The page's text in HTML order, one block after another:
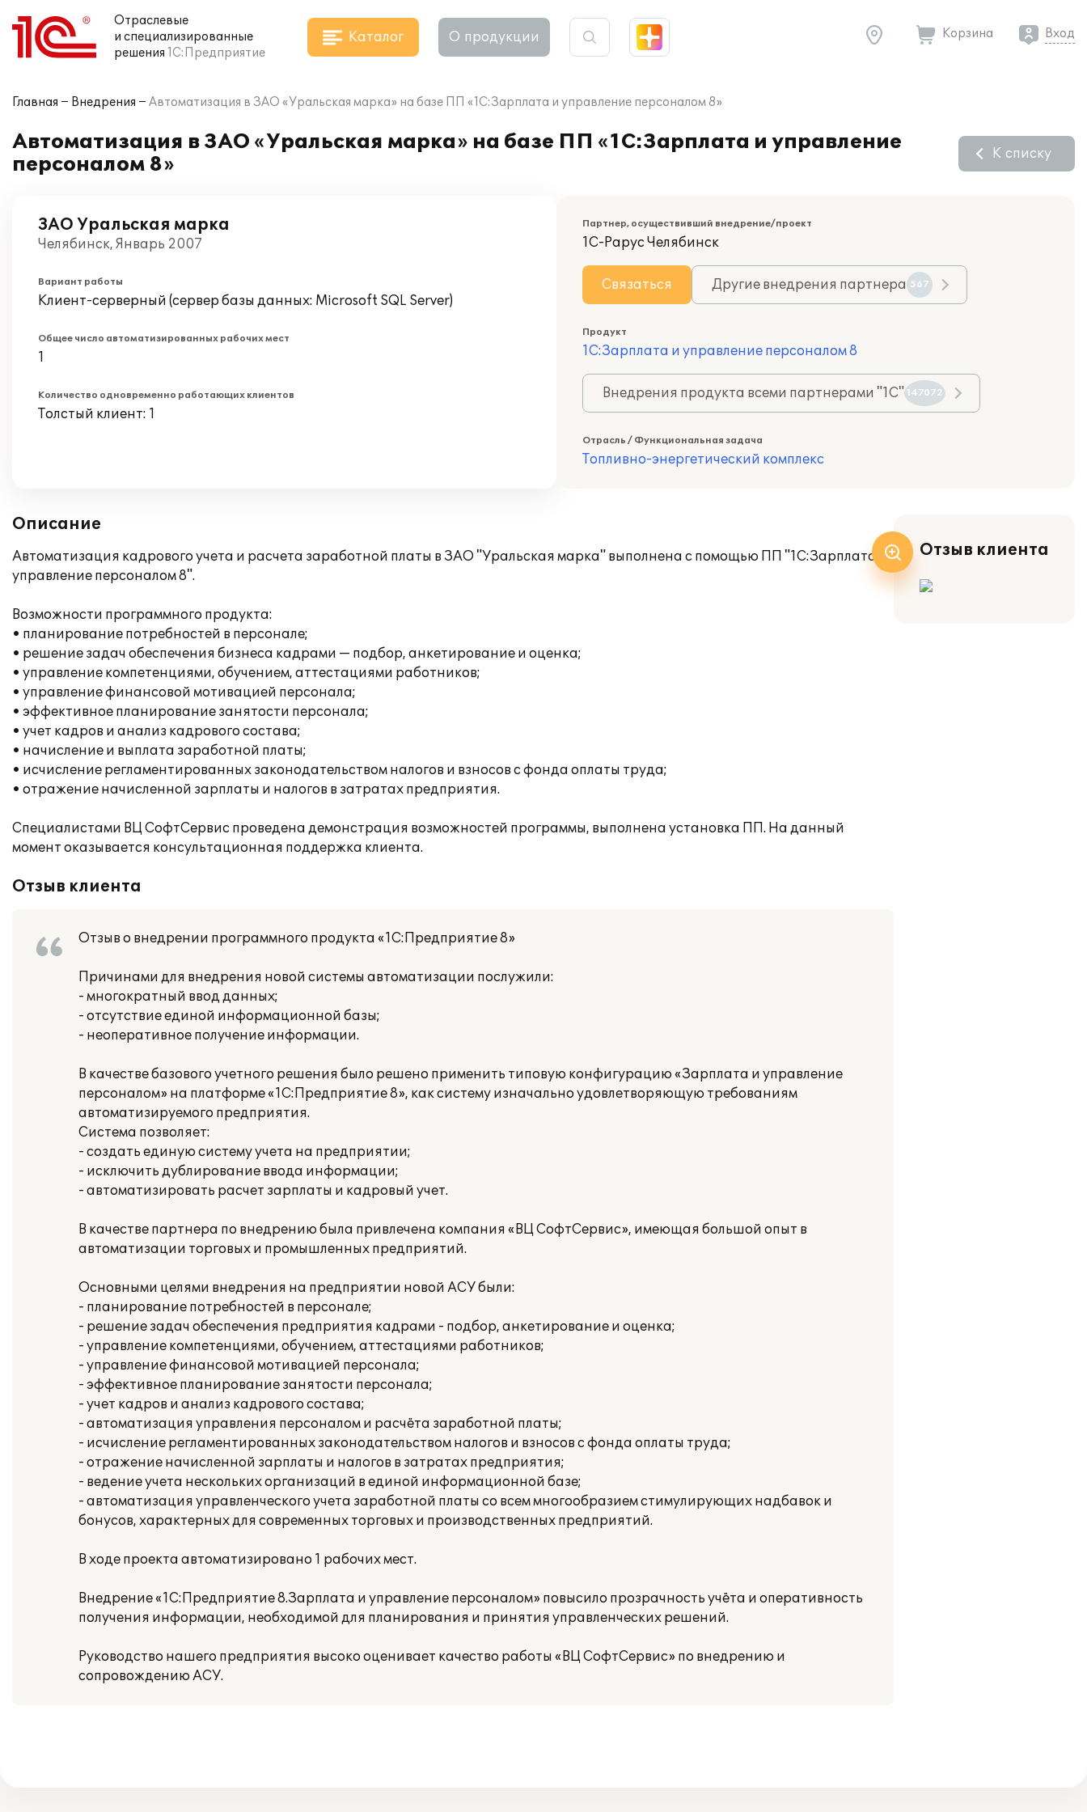
Отраслевые
и специализированные
решения 1С:Предприятие
Каталог О продукции Корзина Вход
Главная Внедрения Автоматизация в ЗАО «Уральская марка» на базе ПП «1С:Зарплата и управление персоналом 8»
Автоматизация в ЗАО «Уральская марка» на базе ПП «1С:Зарплата и управление
персоналом 8»
К списку
ЗАО Уральская марка
Челябинск, Январь 2007
Вариант работы
Клиент-серверный (сервер базы данных: Microsoft SQL Server)
Общее число автоматизированных рабочих мест
1
Количество одновременно работающих клиентов
Толстый клиент: 1
Партнер, осуществивший внедрение/проект
1С-Рарус Челябинск
Связаться Другие внедрения партнера 567
Продукт
1С:Зарплата и управление персоналом 8
Внедрения продукта всеми партнерами "1С" 147072
Отрасль / Функциональная задача
Топливно-энергетический комплекс
Описание
Автоматизация кадрового учета и расчета заработной платы в ЗАО "Уральская марка" выполнена с помощью ПП "1С:Зарплата и
управление персоналом 8".
Возможности программного продукта:
• планирование потребностей в персонале;
• решение задач обеспечения бизнеса кадрами — подбор, анкетирование и оценка;
• управление компетенциями, обучением, аттестациями работников;
• управление финансовой мотивацией персонала;
• эффективное планирование занятости персонала;
• учет кадров и анализ кадрового состава;
• начисление и выплата заработной платы;
• исчисление регламентированных законодательством налогов и взносов с фонда оплаты труда;
• отражение начисленной зарплаты и налогов в затратах предприятия.
Специалистами ВЦ СофтСервис проведена демонстрация возможностей программы, выполнена установка ПП. На данный
момент оказывается консультационная поддержка клиента.
Отзыв клиента
Отзыв о внедрении программного продукта «1С:Предприятие 8»
Причинами для внедрения новой системы автоматизации послужили:
- многократный ввод данных;
- отсутствие единой информационной базы;
- неоперативное получение информации.
В качестве базового учетного решения было решено применить типовую конфигурацию «Зарплата и управление
персоналом» на платформе «1С:Предприятие 8», как систему изначально удовлетворяющую требованиям
автоматизируемого предприятия.
Система позволяет:
- создать единую систему учета на предприятии;
- исключить дублирование ввода информации;
- автоматизировать расчет зарплаты и кадровый учет.
В качестве партнера по внедрению была привлечена компания «ВЦ СофтСервис», имеющая большой опыт в
автоматизации торговых и промышленных предприятий.
Основными целями внедрения на предприятии новой АСУ были:
- планирование потребностей в персонале;
- решение задач обеспечения предприятия кадрами - подбор, анкетирование и оценка;
- управление компетенциями, обучением, аттестациями работников;
- управление финансовой мотивацией персонала;
- эффективное планирование занятости персонала;
- учет кадров и анализ кадрового состава;
- автоматизация управления персоналом и расчёта заработной платы;
- исчисление регламентированных законодательством налогов и взносов с фонда оплаты труда;
- отражение начисленной зарплаты и налогов в затратах предприятия;
- ведение учета нескольких организаций в единой информационной базе;
- автоматизация управленческого учета заработной платы со всем многообразием стимулирующих надбавок и
бонусов, характерных для современных торговых и производственных предприятий.
В ходе проекта автоматизировано 1 рабочих мест.
Внедрение «1С:Предприятие 8.Зарплата и управление персоналом» повысило прозрачность учёта и оперативность
получения информации, необходимой для планирования и принятия управленческих решений.
Руководство нашего предприятия высоко оценивает качество работы «ВЦ СофтСервис» по внедрению и
сопровождению АСУ.
Отзыв клиента